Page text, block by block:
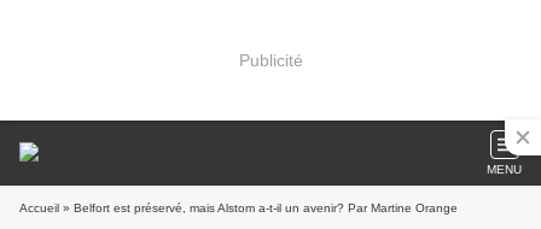
Publicité
MENU
Accueil » Belfort est préservé, mais Alstom a-t-il un avenir? Par Martine Orange